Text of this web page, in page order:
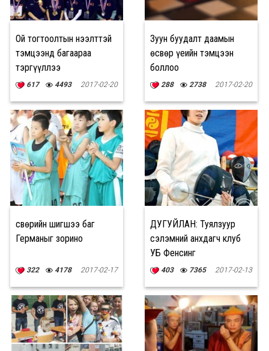
Ой тогтоолтын нээлттэй
тэмцээнд багаараа
тэргүүллээ
617 4493 2017-02-20
Зуун буудалт даамын
өсвөр үеийн тэмцээн
боллоо
288 2738 2017-02-20
Өсвөрийн шигшээ баг
Германыг зорино
322 4178 2017-02-17
ДУГУЙЛАН: Туялзуур
сэлэмний анхдагч клуб
УБ Фенсинг
403 7365 2017-02-13